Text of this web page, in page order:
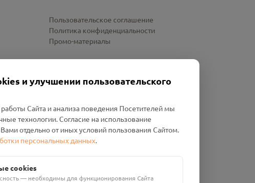
Пользовательское соглашение
Политика конфиденциальности
Промо-материалы
улица Западная, д. 26А, пом. 18
и улучшении пользовательского
Сайта и анализа поведения Посетителей мы
технологии. Согласие на использование
отдельно от иных условий пользования Сайтом.
персональных данных.
cookies
— необходимы для функционирования Сайта